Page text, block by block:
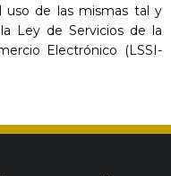
uso de las mismas tal y
Ley de Servicios de la
Electrónico (LSSI-